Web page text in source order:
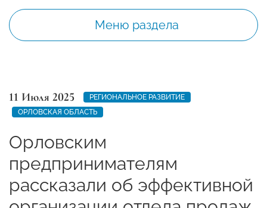
Меню раздела
11 Июля 2025
РЕГИОНАЛЬНОЕ РАЗВИТИЕ
ОРЛОВСКАЯ ОБЛАСТЬ
Орловским
предпринимателям
рассказали об эффективной